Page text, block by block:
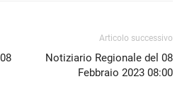
Articolo successivo
Notiziario Regionale del 08
Febbraio 2023 08:00